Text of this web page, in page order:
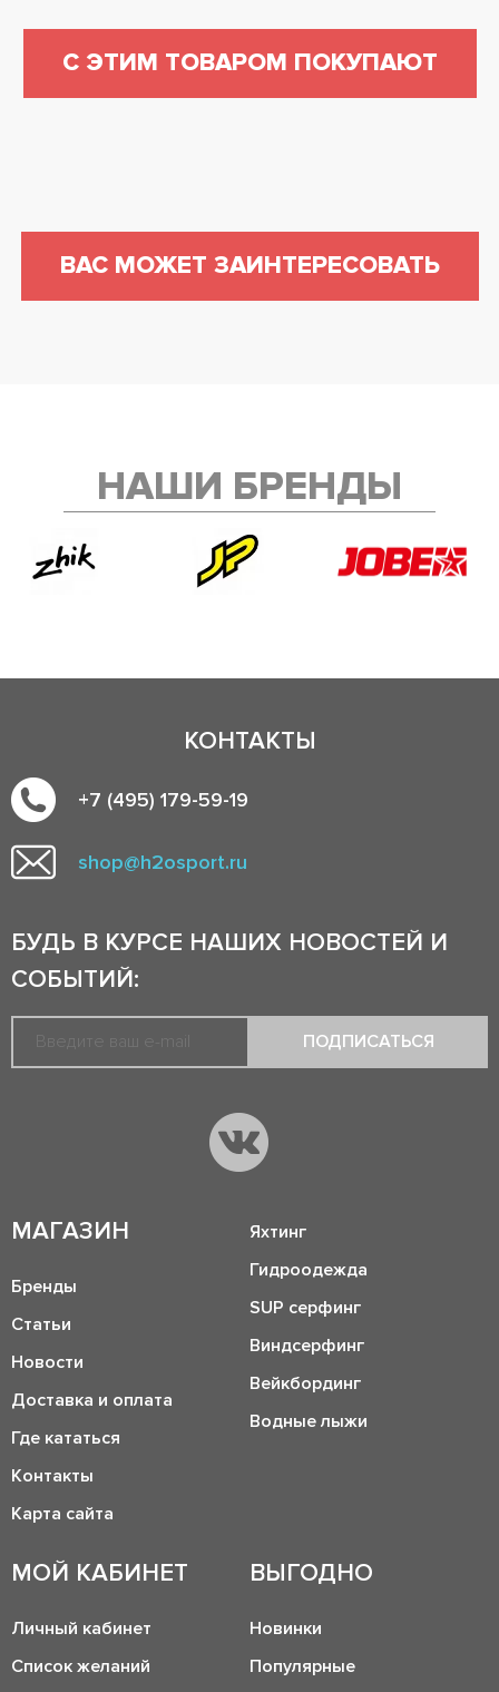
С ЭТИМ ТОВАРОМ ПОКУПАЮТ
ВАС МОЖЕТ ЗАИНТЕРЕСОВАТЬ
НАШИ БРЕНДЫ
КОНТАКТЫ
+7 (495) 179-59-19
shop@h2osport.ru
БУДЬ В КУРСЕ НАШИХ НОВОСТЕЙ И
СОБЫТИЙ:
ПОДПИСАТЬСЯ
МАГАЗИН
Бренды
Статьи
Новости
Доставка и оплата
Где кататься
Контакты
Карта сайта
Яхтинг
Гидроодежда
SUP серфинг
Виндсерфинг
Вейкбординг
Водные лыжи
МОЙ КАБИНЕТ
Личный кабинет
Список желаний
ВЫГОДНО
Новинки
Популярные